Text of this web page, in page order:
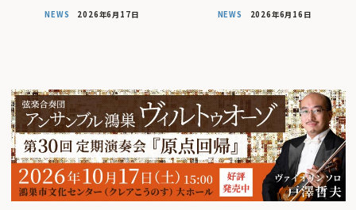
NEWS 2026年6月17日 NEWS 2026年6月16日